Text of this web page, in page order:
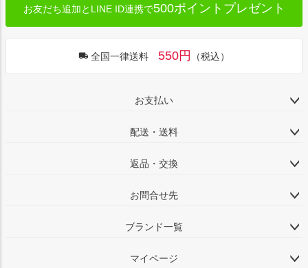
お友だち追加とLINE ID連携で500ポイントプレゼント
全国一律送料 550円 （税込）
お支払い
配送・送料
返品・交換
お問合せ先
ブランド一覧
マイページ